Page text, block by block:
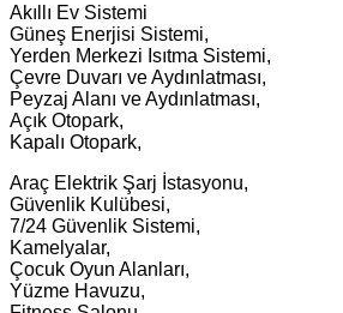
Akıllı Ev Sistemi
Güneş Enerjisi Sistemi,
Yerden Merkezi Isıtma Sistemi,
Çevre Duvarı ve Aydınlatması,
Peyzaj Alanı ve Aydınlatması,
Açık Otopark,
Kapalı Otopark,
Araç Elektrik Şarj İstasyonu,
Güvenlik Kulübesi,
7/24 Güvenlik Sistemi,
Kamelyalar,
Çocuk Oyun Alanları,
Yüzme Havuzu,